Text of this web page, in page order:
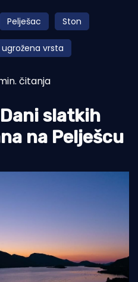
Pelješac Ston
ugrožena vrsta
čitanja
slatkih
na Pelješcu